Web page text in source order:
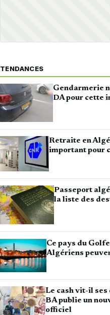
TENDANCES
Gendarmerie
DA pour cette
Retraite en
important pour
Passeport
la liste des
Ce pays du
Algériens
Le cash vit-il ses
BA publie un
officiel